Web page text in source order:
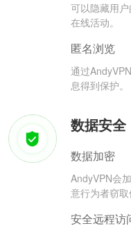
可以隐藏用
在线活动。
匿名浏览
通过
息得到保护。
数据安全
数据加密
AndyVPN会
意行为者窃取
安全远程访